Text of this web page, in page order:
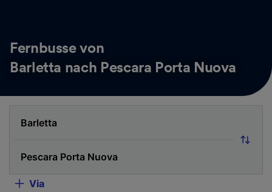
Fernbusse von
Barletta nach Pescara Porta Nuova
Via